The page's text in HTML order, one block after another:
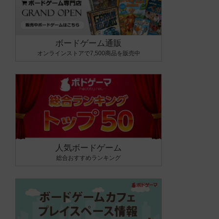
ボードゲーム通販
オンラインストアで7,500商品を販売中
人気ボードゲーム
総合おすすめランキング